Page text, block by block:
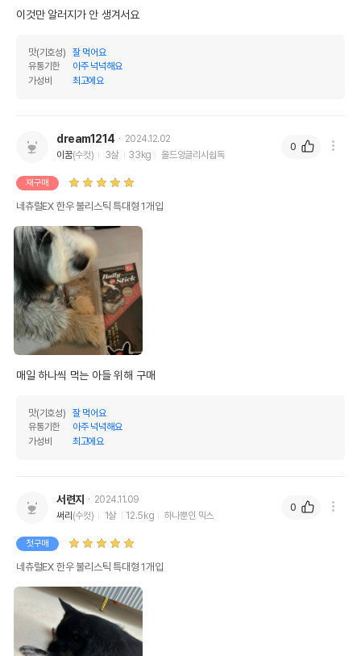
이것만 알러지가 안 생겨서요
맛(기호성)
잘 먹어요
유통기한
아주 넉넉해요
가성비
최고에요
dream1214
2024.12.02
이꿈(수컷) 3살 33kg 올드잉글리시쉽독
재구매
네츄럴EX 한우 불리스틱 특대형 1개입
매일 하나씩 먹는 아들 위해 구매
맛(기호성)
잘 먹어요
유통기한
아주 넉넉해요
가성비
최고에요
0
서련지
2024.11.09
써리(수컷) 1살 12.5kg 하나뿐인 믹스
첫구매
네츄럴EX 한우 불리스틱 특대형 1개입
0